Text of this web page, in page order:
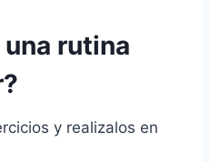
rutina
y realizalos en